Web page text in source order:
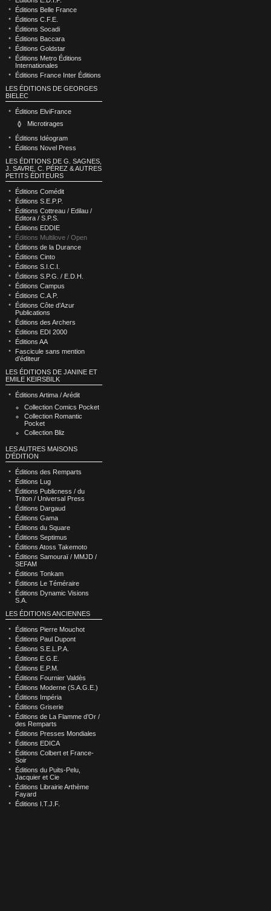
Éditions Belle France
Éditions C.F.E.
Éditions Socadi
Éditions Baccara
Éditions Goldstar
Éditions Metro Éditions
Internationales
Éditions France Inter Éditions
LES ÉDITIONS DE GEORGES
BIELEC
Éditions ElviFrance
Microtirages
Éditions Idéogram
Éditions Novel Press
LES ÉDITIONS DE G. SAGNES,
J. SAVRE, C. PÉREZ & AUTRES
PETITS ÉDITEURS
Éditions Comédit
Éditions S.E.P.P.
Éditions Cottreau / Edilau /
Editora / S.P.S.
Éditions EDDIE
Éditions Multilove / Open
Éditions de la Durance
Éditions Cinto
Éditions S.I.C.I.
Éditions S.P.G. / E.D.H.
Éditions Campus
Éditions C.A.P.
Éditions Côte d’Azur
Publications
Éditions des Archers
Éditions EDI 2000
Éditions AA
Fascicule sans mention
d’éditeur
LES ÉDITIONS DE JANINE ET
EMILE KEIRSBILK
Éditions Artima / Arédit
Collection Comics Pocket
Collection Romantic
Pocket
Collection Bliz
LES AUTRES MAISONS
D'ÉDITION
Éditions des Remparts
Éditions Lug
Éditions Publicness / du
Triton / Universal Press
Éditions Dargaud
Éditions Gama
Éditions du Square
Éditions Septimus
Éditions Atoss Takemoto
Éditions Samouraï / MMJD /
SEFAM
Éditions Tonkam
Éditions Le Téméraire
Éditions Dynamic Visions
S.A.
LES ÉDITIONS ANCIENNES
Éditions Pierre Mouchot
Éditions Paul Dupont
Éditions S.E.L.P.A.
Éditions E.G.E.
Éditions E.P.M.
Éditions Fournier Valdès
Éditions Moderne (S.A.G.E.)
Éditions Impéria
Éditions Griserie
Éditions de La Flamme d’Or /
des Remparts
Éditions Presses Mondiales
Éditions EDICA
Éditions Colbert et France-
Soir
Éditions du Puits-Pelu,
Jacquier et Cie
Éditions Librairie Arthème
Fayard
Éditions I.T.J.F.